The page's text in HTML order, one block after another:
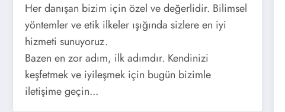
Her danışan bizim için özel ve değerlidir. Bilimsel
yöntemler ve etik ilkeler ışığında sizlere en iyi
hizmeti sunuyoruz.
Bazen en zor adım, ilk adımdır. Kendinizi
keşfetmek ve iyileşmek için bugün bizimle
iletişime geçin...